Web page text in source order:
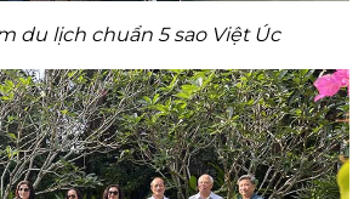
du lịch chuẩn 5 sao Việt Úc